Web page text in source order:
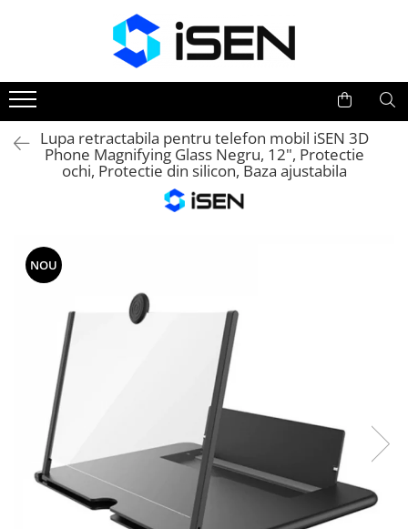
Trotinete electrice
Piese si accesorii
Lupa retractabila pentru telefon mobil iSEN 3D
Phone Magnifying Glass Negru, 12", Protectie
ochi, Protectie din silicon, Baza ajustabila
NOU